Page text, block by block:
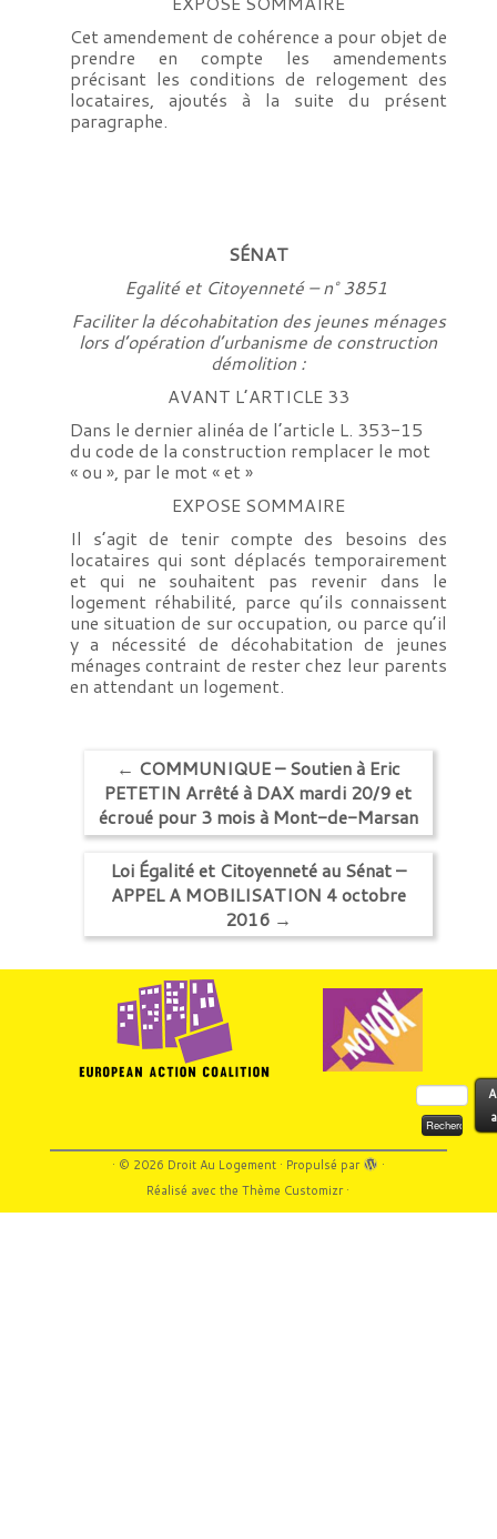
Cet amendement de cohérence a pour objet de
prendre en compte les amendements
précisant les conditions de relogement des
locataires, ajoutés à la suite du présent
paragraphe.
SÉNAT
Egalité et Citoyenneté – n° 3851
Faciliter la décohabitation des jeunes ménages
lors d’opération d’urbanisme de construction
démolition :
AVANT L’ARTICLE 33
Dans le dernier alinéa de l’article L. 353-15
du code de la construction remplacer le mot
« ou », par le mot « et »
EXPOSE SOMMAIRE
Il s’agit de tenir compte des besoins des
locataires qui sont déplacés temporairement
et qui ne souhaitent pas revenir dans le
logement réhabilité, parce qu’ils connaissent
une situation de sur occupation, ou parce qu’il
y a nécessité de décohabitation de jeunes
ménages contraint de rester chez leur parents
en attendant un logement.
← COMMUNIQUE – Soutien à Eric
PETETIN Arrêté à DAX mardi 20/9 et
écroué pour 3 mois à Mont-de-Marsan
Loi Égalité et Citoyenneté au Sénat –
APPEL A MOBILISATION 4 octobre
2016 →
Rechercher :
· © 2026 Droit Au Logement· Propulsé par
·
Réalisé avec theThème Customizr·